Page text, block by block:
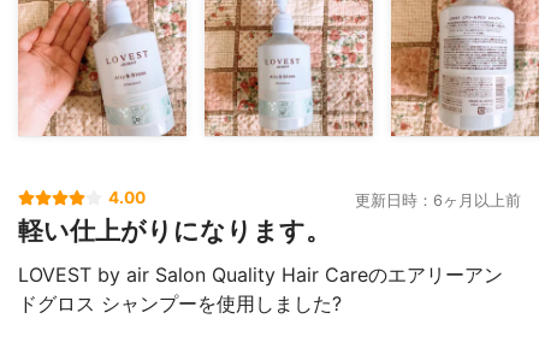
4.00 更新日時：6ヶ月以上前
軽い仕上がりになります。
LOVEST by air Salon Quality Hair Careのエアリーアン
ドグロス シャンプーを使用しました?